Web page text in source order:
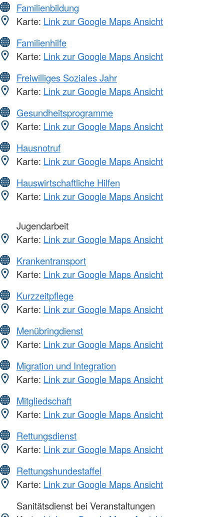
Familienbildung
Karte: Link zur Google Maps Ansicht
Familienhilfe
Karte: Link zur Google Maps Ansicht
Freiwilliges Soziales Jahr
Karte: Link zur Google Maps Ansicht
Gesundheitsprogramme
Karte: Link zur Google Maps Ansicht
Hausnotruf
Karte: Link zur Google Maps Ansicht
Hauswirtschaftliche Hilfen
Karte: Link zur Google Maps Ansicht
Jugendarbeit
Karte: Link zur Google Maps Ansicht
Krankentransport
Karte: Link zur Google Maps Ansicht
Kurzzeitpflege
Karte: Link zur Google Maps Ansicht
Menübringdienst
Karte: Link zur Google Maps Ansicht
Migration und Integration
Karte: Link zur Google Maps Ansicht
Mitgliedschaft
Karte: Link zur Google Maps Ansicht
Rettungsdienst
Karte: Link zur Google Maps Ansicht
Rettungshundestaffel
Karte: Link zur Google Maps Ansicht
Sanitätsdienst bei Veranstaltungen